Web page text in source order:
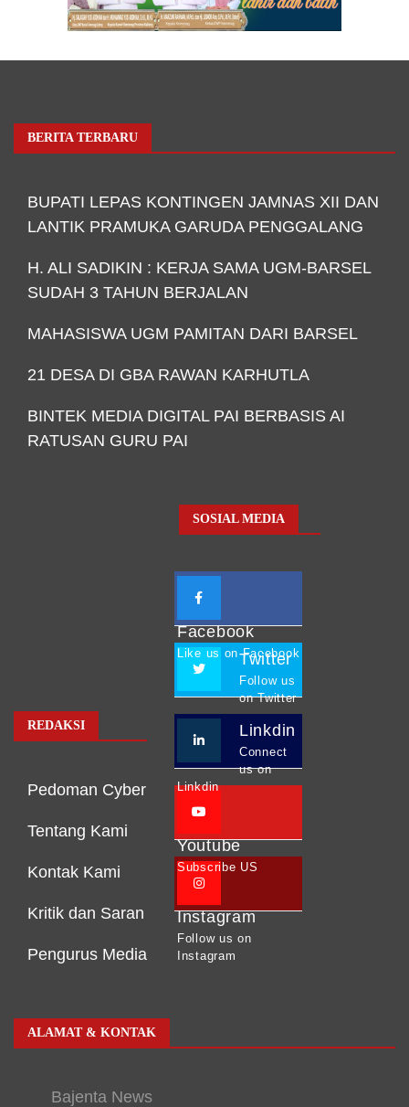
BERITA TERBARU
BUPATI LEPAS KONTINGEN JAMNAS XII DAN
LANTIK PRAMUKA GARUDA PENGGALANG
H. ALI SADIKIN : KERJA SAMA UGM-BARSEL
SUDAH 3 TAHUN BERJALAN
MAHASISWA UGM PAMITAN DARI BARSEL
21 DESA DI GBA RAWAN KARHUTLA
BINTEK MEDIA DIGITAL PAI BERBASIS AI
RATUSAN GURU PAI
REDAKSI
Pedoman Cyber
Tentang Kami
Kontak Kami
Kritik dan Saran
Pengurus Media
SOSIAL MEDIA
Facebook
Like us on Facebook
Twitter
Follow us
on Twitter
Linkdin
Connect
us on
Linkdin
Youtube
Subscribe US
Instagram
Follow us on
Instagram
ALAMAT & KONTAK
Bajenta News